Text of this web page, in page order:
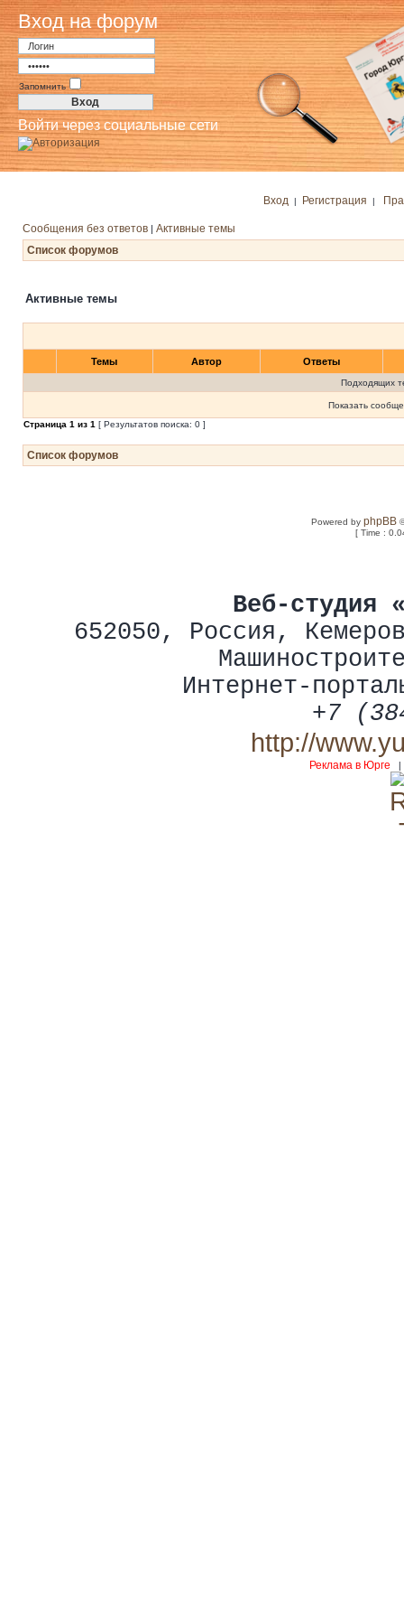
Вход на форум
Запомнить
Войти через социальные сети
Вход | Регистрация |
Сообщения без ответов | Активные темы
Список форумов
Активные темы
Темы Автор Ответы
Подходящих
Показать
Страница 1 из 1 [ Результатов поиска: 0 ]
Список форумов
Powered byphpBB
[ Time :
Веб-студия
652050, Россия ,
Интернет-
+7
http://
Реклама в Юрге